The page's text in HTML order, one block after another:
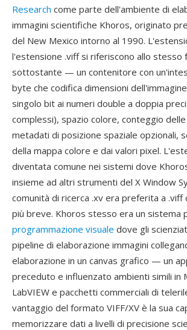
Research come parte dell'ambiente di
immagini scientifiche Khoros, originato
del New Mexico intorno al 1990.
l'estensione .viff si riferiscono allo stesso
sottostante — un contenitore con
byte che codifica dimensioni
singolo bit ai numeri double a doppia
complessi), spazio colore, conteggio
metadati di posizione spaziale opzionali,
della mappa colore e dai valori pixel.
diventata comune nei sistemi dove
insieme ad altri strumenti del X Window
comunità di ricerca .xv era preferita a .viff
più breve. Khoros stesso era un sistema
programmazione visuale dove gli
pipeline di elaborazione immagini
elaborazione in un canvas grafico — un
preceduto e influenzato ambienti simili in
LabVIEW e pacchetti commerciali di
vantaggio del formato VIFF/XV è la sua
memorizzare dati a livelli di precisione